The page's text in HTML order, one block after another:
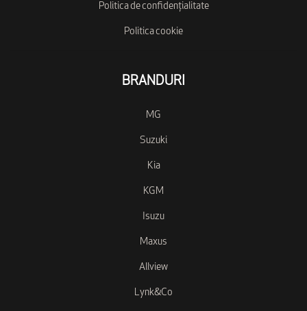
Politica de confidențialitate
Politica cookie
BRANDURI
MG
Suzuki
Kia
KGM
Isuzu
Maxus
Allview
Lynk&Co